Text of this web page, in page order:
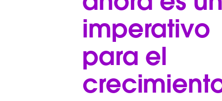
imperativo
para el